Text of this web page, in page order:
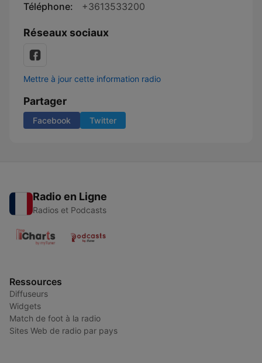
Téléphone:
+3613533200
Réseaux sociaux
Mettre à jour cette information radio
Partager
Facebook Twitter
Radio en Ligne
Radios et Podcasts
Ressources
Diffuseurs
Widgets
Match de foot à la radio
Sites Web de radio par pays